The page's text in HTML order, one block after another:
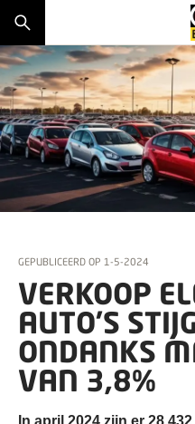
GEPUBLICEERD OP 1-5-2024
VERKOOP
AUTO’S
ONDANKS
VAN 3,8%
In april 2024 zijn er